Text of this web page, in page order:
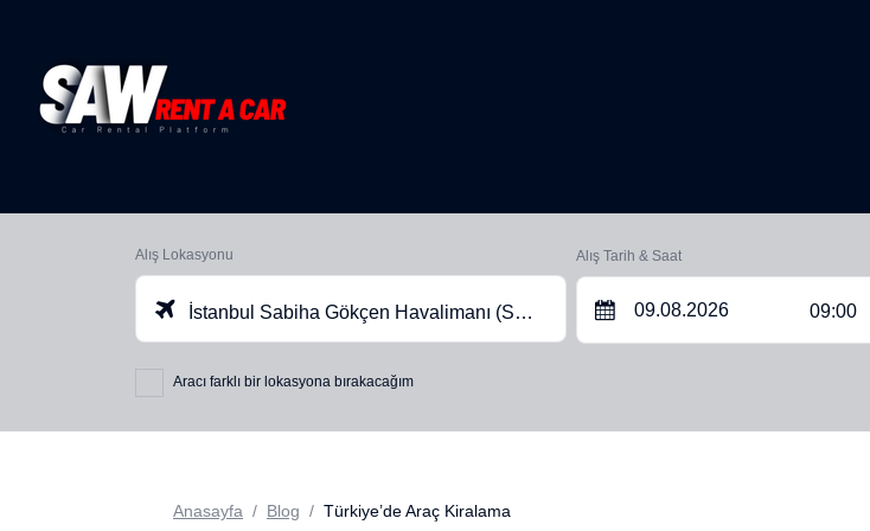
Alış Lokasyonu
İstanbul Sabiha Gökçen Havalimanı (SAW)
Aracı farklı bir lokasyona bırakacağım
Alış Tarih & Saat
09:00
Anasayfa Blog Türkiye’de Araç Kiralama